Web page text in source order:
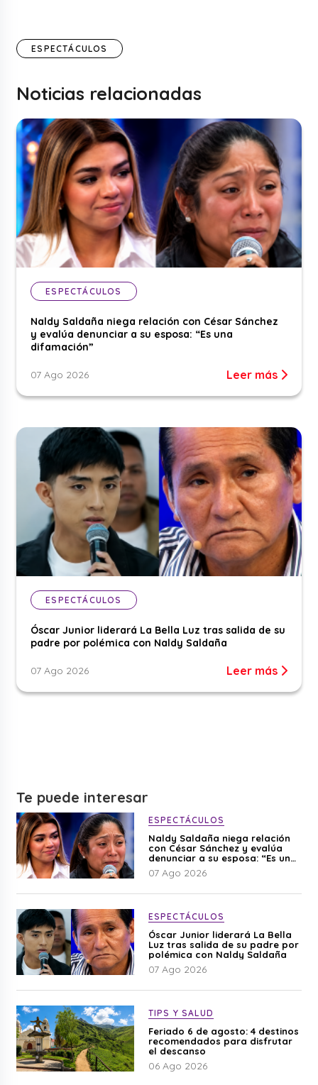
ESPECTÁCULOS
Noticias relacionadas
ESPECTÁCULOS
Naldy Saldaña niega relación con César Sánchez
y evalúa denunciar a su esposa: “Es una
difamación”
07 Ago 2026 Leer más
ESPECTÁCULOS
Óscar Junior liderará La Bella Luz tras salida de su
padre por polémica con Naldy Saldaña
07 Ago 2026 Leer más
Te puede interesar
ESPECTÁCULOS
Naldy Saldaña niega relación
con César Sánchez y evalúa
denunciar a su esposa: “Es una
difamación”
07 Ago 2026
ESPECTÁCULOS
Óscar Junior liderará La Bella
Luz tras salida de su padre por
polémica con Naldy Saldaña
07 Ago 2026
TIPS Y SALUD
Feriado 6 de agosto: 4 destinos
recomendados para disfrutar
el descanso
06 Ago 2026